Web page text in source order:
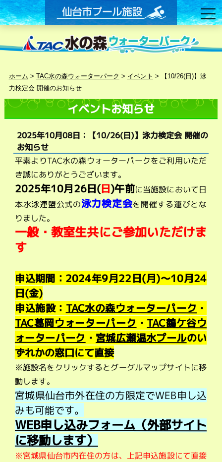
ホーム > TAC水の森ウォーターパーク > イベント >
【10/26(日)】泳
力検定会 開催のお知らせ
イベントお知らせ
2025年10月08日：【10/26(日)】泳力検定会 開催の
お知らせ
平素よりTAC水の森ウォーターパークをご利用いただ
き誠にありがとうございます。
2025年10月26日(日)午前に当施設において日
本水泳連盟公式の泳力検定会を開催する運びとな
りました。
一般・教室生共にご参加いただけま
す
申込期間：2024年9月22日(月)～10月24
日(金)
申込施設： TAC水の森ウォーターパーク ・
TAC葛岡ウォーターパーク ・ TAC鶴ケ谷ウ
ォーターパーク ・ 宮城広瀬温水プールのい
ずれかの窓口にて直接
※施設名をクリックするとグーグルマップサイトに移
動します。
宮城県仙台市外在住の方限定でWEB申し込
みも可能です。
WEB申し込みフォーム（外部サイト
に移動します）
※宮城県仙台市内在住の方は、上記申込施設にて直接